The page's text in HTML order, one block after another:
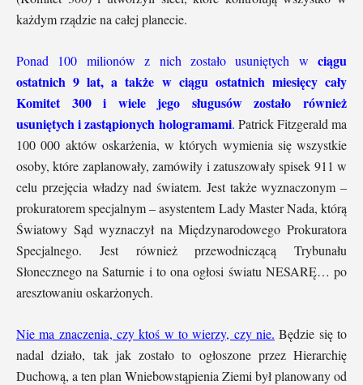
każdym rządzie na całej planecie.
Ponad 100 milionów z nich zostało usuniętych w ciągu
ostatnich 9 lat, a także w ciągu ostatnich miesięcy cały
Komitet 300 i wiele jego sługusów zostało również
usuniętych i zastąpionych hologramami. Patrick Fitzgerald ma
100 000 aktów oskarżenia, w których wymienia się wszystkie
osoby, które zaplanowały, zamówiły i zatuszowały spisek 911 w
celu przejęcia władzy nad światem. Jest także wyznaczonym –
prokuratorem specjalnym – asystentem Lady Master Nada, którą
Światowy Sąd wyznaczył na Międzynarodowego Prokuratora
Specjalnego. Jest również przewodniczącą Trybunału
Słonecznego na Saturnie i to ona ogłosi światu NESARĘ… po
aresztowaniu oskarżonych.
Nie ma znaczenia, czy ktoś w to wierzy, czy nie. Będzie się to
nadal działo, tak jak zostało to ogłoszone przez Hierarchię
Duchową, a ten plan Wniebowstąpienia Ziemi był planowany od